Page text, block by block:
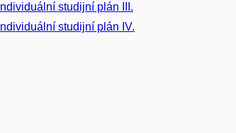
Individuální studijní plán III.
Individuální studijní plán IV.